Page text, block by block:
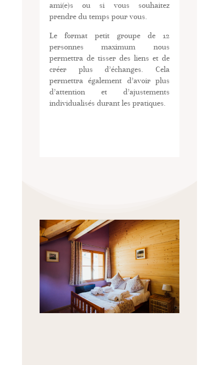
ami(e)s ou si vous souhaitez
prendre du temps pour vous.
Le format petit groupe de 12
personnes maximum nous
permettra de tisser des liens et de
créer plus d’échanges. Cela
permettra également d’avoir plus
d’attention et d’ajustements
individualisés durant les pratiques.